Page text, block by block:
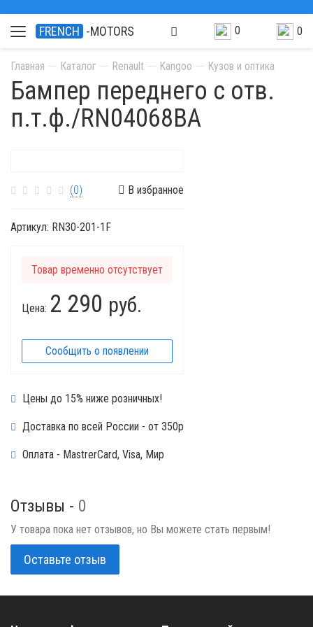
FRENCH -MOTORS 0 0
Главная Каталог Renault Kangoo Кузов и оптика
Бампер переднего с отв.
п.т.ф./RN04068BA
(0) В избранное
Артикул: RN30-201-1F
Товар временно отсутствует
Цена: 2 290 руб.
Сообщить о появлении
Цены до 15% ниже розничных!
Доставка по всей России - от 350р
Оплата - MastrerCard, Visa, Мир
Отзывы - 0
У товара пока нет отзывов, но Вы можете стать первым!
Оставьте отзыв